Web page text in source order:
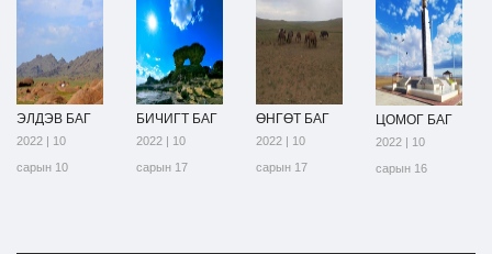
ЭЛДЭВ БАГ
2022 | 10
сарын 10
БИЧИГТ БАГ
2022 | 10
сарын 17
ӨНГӨТ БАГ
2022 | 10
сарын 17
ЦОМОГ БАГ
2022 | 10
сарын 16